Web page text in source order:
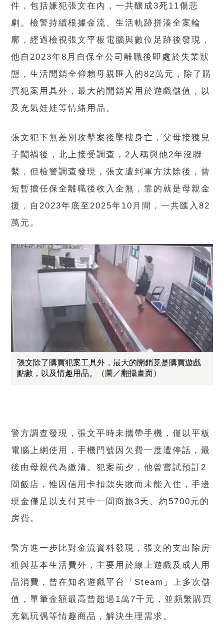
件，包括嫌犯張文在內，一共釀成3死11傷悲
劇。檢警持續根據金流、生活軌跡拼湊全案輪
廓，經過檢視張文平板電腦與數位足跡後發現，
他自2023年8月自保全公司離職後即處於失業狀
態，生活開銷全仰賴母親匯入的82萬元，除了購
買犯案用具外，最大的開銷皆用於遊戲儲值，以
及充氣娃娃等情緒用品。
張文犯下無差別攻擊案後墜樓身亡，父母接獲兒
子闖禍後，北上接受調查，2人稱與他2年沒聯
繫，但檢警調查發現，張文遭到軍方汰除後，曾
短暫擔任保全離職後收入全無，靠的就是母親金
援，自2023年底至2025年10月間，一共匯入82
萬元。
張文除了購買犯案工具外，最大的開銷竟是購買遊戲
點數，以及情趣用品。（圖／翻攝畫面）
警方調查發現，張文平時未攜帶手機，僅以平板
電腦上網使用，手機門號因欠費一度遭停話，最
後由母親代為繳清。犯案前夕，他曾嘗試預訂2
間飯店，惟因信用卡扣款失敗而未能入住，手邊
現金僅足以支付其中一間商旅3天、約5700元的
房費。
警方進一步比對金流資料發現，張文的支出除房
租與基本生活費外，主要用於線上遊戲及成人用
品消費，曾在知名遊戲平台「Steam」上多次儲
值，單筆金額最高曾超過1萬7千元，並頻繁購買
充氣玩偶等情趣商品，解決生理需求。